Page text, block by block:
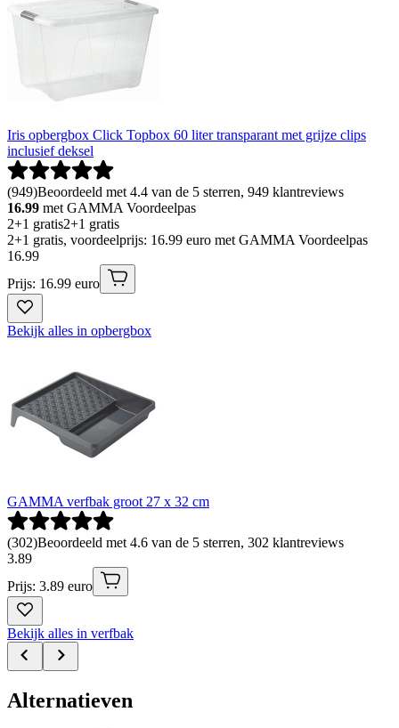
Iris opbergbox Click Topbox 60 liter transparant met grijze clips
inclusief deksel
(949)Beoordeeld met 4.4 van de 5 sterren, 949 klantreviews
16.99 met GAMMA Voordeelpas
2+1 gratis2+1 gratis
2+1 gratis, voordeelprijs: 16.99 euro met GAMMA Voordeelpas
16.99
Prijs: 16.99 euro
Bekijk alles in opbergbox
GAMMA verfbak groot 27 x 32 cm
(302)Beoordeeld met 4.6 van de 5 sterren, 302 klantreviews
3.89
Prijs: 3.89 euro
Bekijk alles in verfbak
Alternatieven